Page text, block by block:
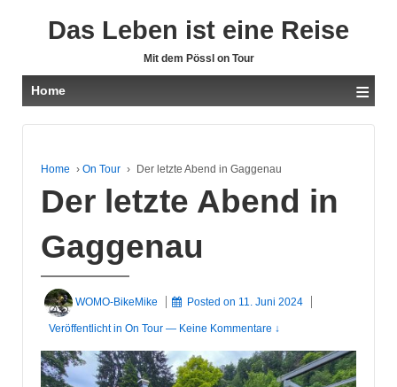
Das Leben ist eine Reise
Mit dem Pössl on Tour
Home ≡
Home › On Tour › Der letzte Abend in Gaggenau
Der letzte Abend in
Gaggenau
WOMO-BikeMike Posted on 11. Juni 2024
Veröffentlicht in On Tour — Keine Kommentare ↓